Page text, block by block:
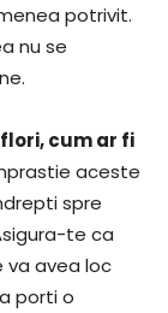
potrivit.
nu se
cum ar fi
aceste
spre
te ca
va avea loc
porti o